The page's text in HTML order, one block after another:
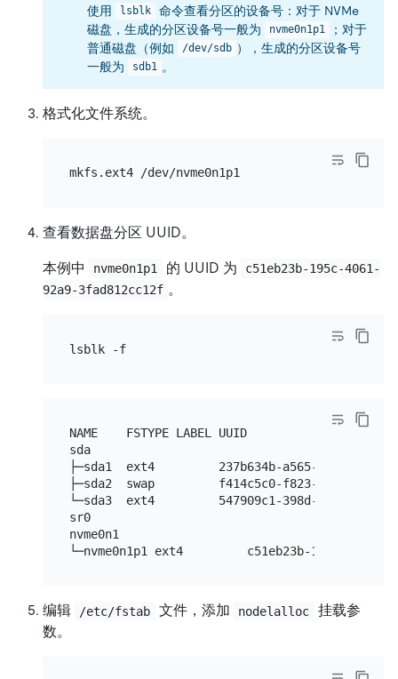
使用 lsblk
命令查看分区的设备号：对于 NVMe
磁盘，生成的分区设备号一般为
nvme0n1p1
；对于
普通磁盘（例如
/dev/sdb ），生成的分区设备号
一般为
sdb1 。
格式化文件系统。
mkfs.ext4 /dev/nvme0n1p1
查看数据盘分区 UUID。
本例中 nvme0n1p1 的 UUID 为
c51eb23b-195c-4061-
92a9-3fad812cc12f 。
lsblk -f
NAME    FSTYPE LABEL UUID
sda
├─sda1  ext4         237b634b-a565-477b-8371-
├─sda2  swap         f414c5c0-f823-4bb1-8fdf-
└─sda3  ext4         547909c1-398d-4696-94c6-
sr0
nvme0n1
编辑 /etc/fstab 文件，添加 nodelalloc
挂载参
数。